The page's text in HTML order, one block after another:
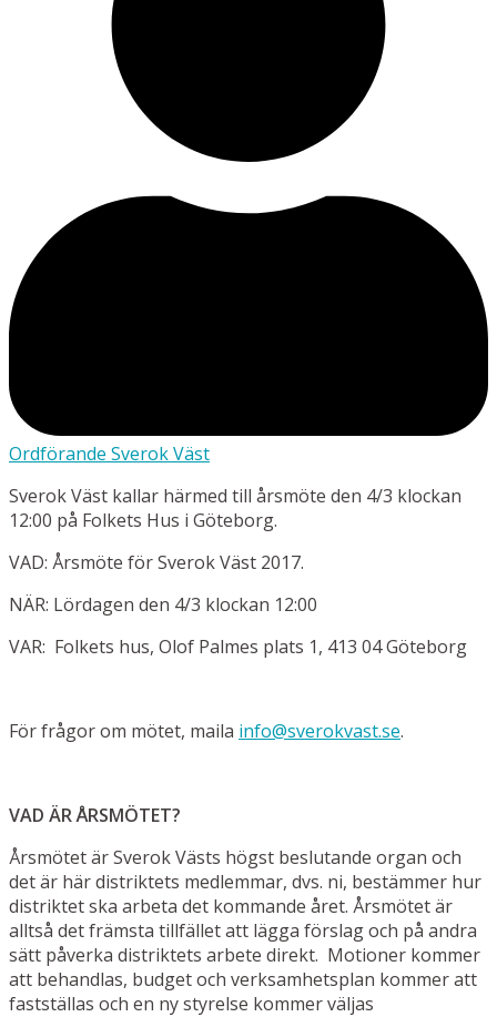
Ordförande Sverok Väst
Sverok Väst kallar härmed till årsmöte den 4/3 klockan
12:00 på Folkets Hus i Göteborg.
VAD: Årsmöte för Sverok Väst 2017.
NÄR: Lördagen den 4/3 klockan 12:00
VAR: Folkets hus, Olof Palmes plats 1, 413 04 Göteborg
För frågor om mötet, maila info@sverokvast.se.
VAD ÄR ÅRSMÖTET?
Årsmötet är Sverok Västs högst beslutande organ och
det är här distriktets medlemmar, dvs. ni, bestämmer hur
distriktet ska arbeta det kommande året. Årsmötet är
alltså det främsta tillfället att lägga förslag och på andra
sätt påverka distriktets arbete direkt. Motioner kommer
att behandlas, budget och verksamhetsplan kommer att
fastställas och en ny styrelse kommer väljas